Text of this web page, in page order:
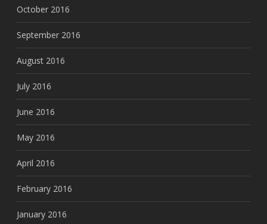
October 2016
September 2016
August 2016
July 2016
June 2016
May 2016
April 2016
February 2016
January 2016